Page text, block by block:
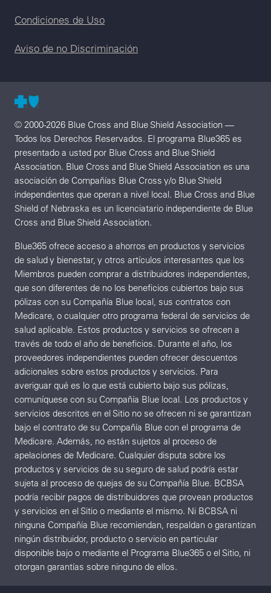
Condiciones de Uso
Aviso de no Discriminación
© 2000-2026 Blue Cross and Blue Shield Association —
Todos los Derechos Reservados. El programa Blue365 es
presentado a usted por Blue Cross and Blue Shield
Association. Blue Cross and Blue Shield Association es una
asociación de Compañías Blue Cross y/o Blue Shield
independientes que operan a nivel local. Blue Cross and Blue
Shield of Nebraska es un licenciatario independiente de Blue
Cross and Blue Shield Association.
Blue365 ofrece acceso a ahorros en productos y servicios
de salud y bienestar, y otros artículos interesantes que los
Miembros pueden comprar a distribuidores independientes,
que son diferentes de no los beneficios cubiertos bajo sus
pólizas con su Compañía Blue local, sus contratos con
Medicare, o cualquier otro programa federal de servicios de
salud aplicable. Estos productos y servicios se ofrecen a
través de todo el año de beneficios. Durante el año, los
proveedores independientes pueden ofrecer descuentos
adicionales sobre estos productos y servicios. Para
averiguar qué es lo que está cubierto bajo sus pólizas,
comuníquese con su Compañía Blue local. Los productos y
servicios descritos en el Sitio no se ofrecen ni se garantizan
bajo el contrato de su Compañía Blue con el programa de
Medicare. Además, no están sujetos al proceso de
apelaciones de Medicare. Cualquier disputa sobre los
productos y servicios de su seguro de salud podría estar
sujeta al proceso de quejas de su Compañía Blue. BCBSA
podría recibir pagos de distribuidores que provean productos
y servicios en el Sitio o mediante el mismo. Ni BCBSA ni
ninguna Compañía Blue recomiendan, respaldan o garantizan
ningún distribuidor, producto o servicio en particular
disponible bajo o mediante el Programa Blue365 o el Sitio, ni
otorgan garantías sobre ninguno de ellos.